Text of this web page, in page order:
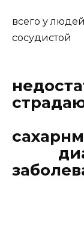
всего у
сосудистой